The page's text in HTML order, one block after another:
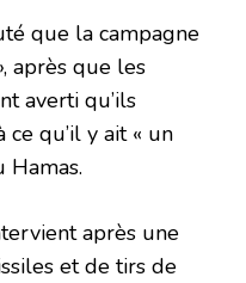
que la campagne
après que les
averti qu’ils
ce qu’il y ait « un
après une
et de tirs de